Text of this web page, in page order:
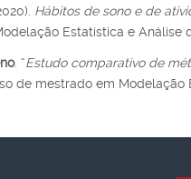
Hábitos de sono e de
Estatística e Análise
. “Estudo comparativo de
de mestrado em